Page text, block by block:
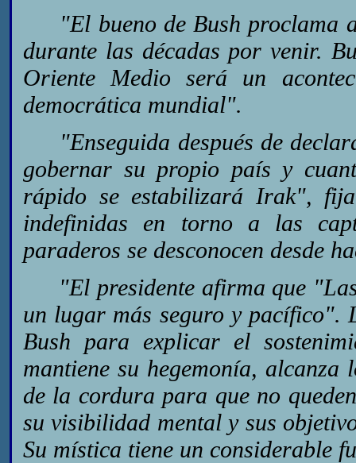
"El bueno de Bush proclama
durante las décadas por venir.
Oriente Medio será un
democrática mundial".
"Enseguida después de
gobernar su propio país y
rápido se estabilizará Irak",
indefinidas en torno a las
paraderos se desconocen desde
"El presidente afirma que "Las
un lugar más seguro y pacífico".
Bush para explicar el
mantiene su hegemonía,
de la cordura para que no
su visibilidad mental y sus
Su mística tiene un considerable